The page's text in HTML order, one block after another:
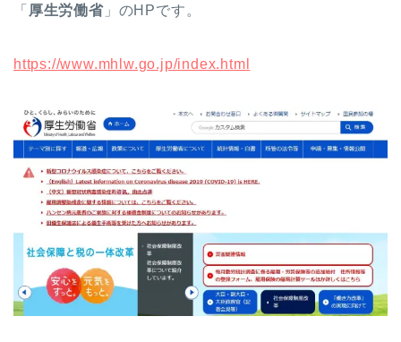
「 厚生労働省」のHPです。
https://www.mhlw.go.jp/index.html